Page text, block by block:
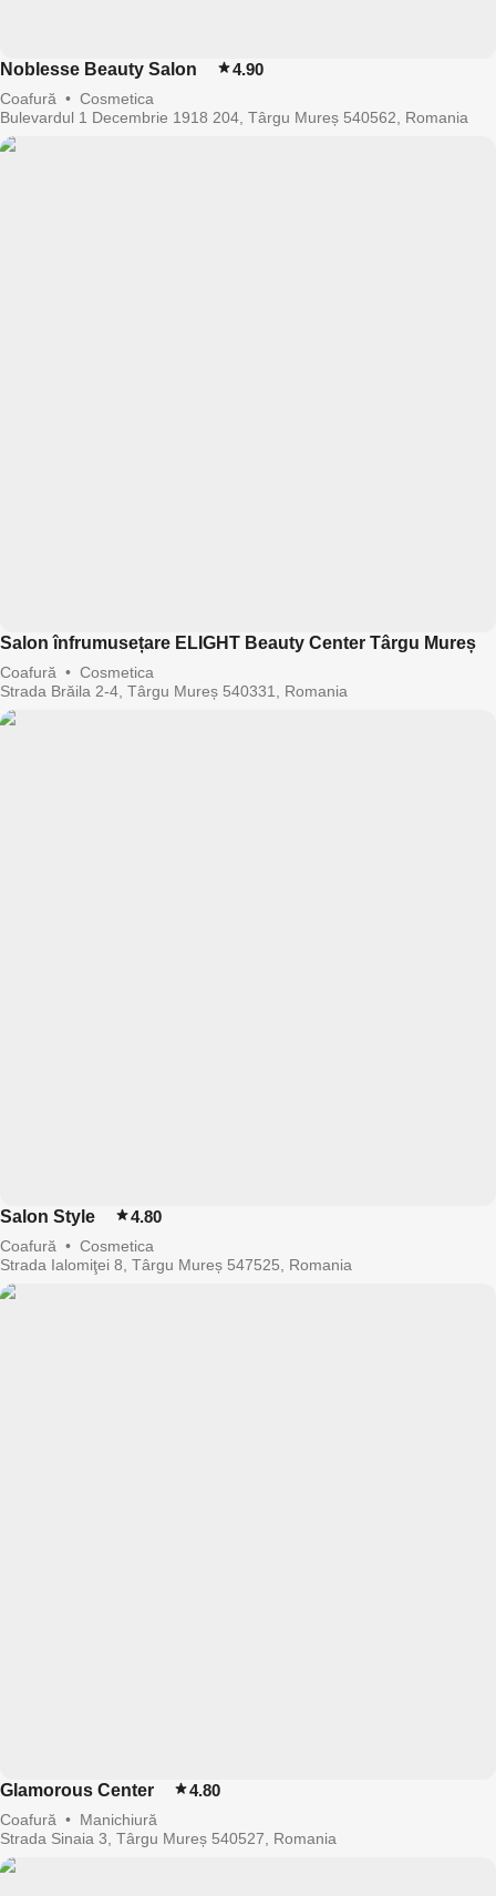
Noblesse Beauty Salon 4.90
Coafură • Cosmetica
Bulevardul 1 Decembrie 1918 204, Târgu Mureș 540562, Romania
Salon înfrumusețare ELIGHT Beauty Center Târgu Mureș
Coafură • Cosmetica
Strada Brăila 2-4, Târgu Mureș 540331, Romania
Salon Style 4.80
Coafură • Cosmetica
Strada Ialomiţei 8, Târgu Mureș 547525, Romania
Glamorous Center 4.80
Coafură • Manichiură
Strada Sinaia 3, Târgu Mureș 540527, Romania